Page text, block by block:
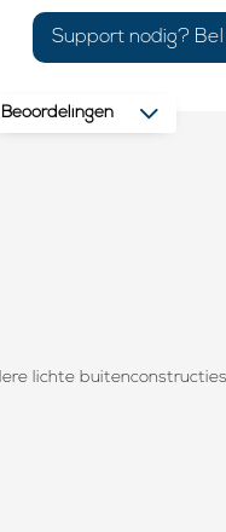
Support nodig? Bel
Beoordelingen
lichte